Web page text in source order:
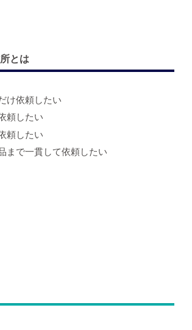
とは
け依頼したい
頼したい
頼したい
まで一貫して依頼したい